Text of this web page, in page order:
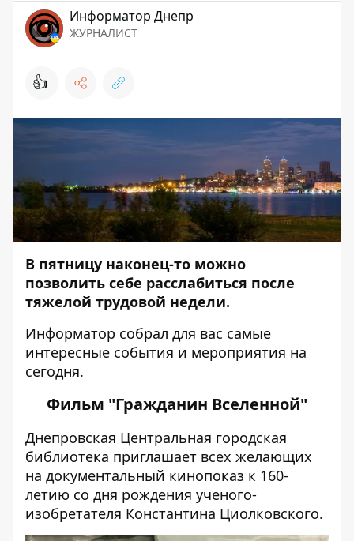
Информатор Днепр
ЖУРНАЛИСТ
👍
В пятницу наконец-то можно
позволить себе расслабиться после
тяжелой трудовой недели.
Информатор собрал для вас самые
интересные события и мероприятия на
сегодня.
Фильм "Гражданин Вселенной"
Днепровская Центральная городская
библиотека приглашает всех желающих
на документальный кинопоказ к 160-
летию со дня рождения ученого-
изобретателя Константина Циолковского.